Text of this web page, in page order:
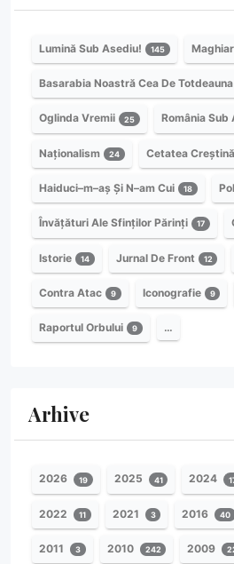
Lumină Sub Asediu! 145
Basarabia Noastră Cea De Totdeauna
Oglinda Vremii 25 România Sub
Naționalism 24 Cetatea Creștină
Haiduci–m–aș Și N–am Cui 18
Învățături Ale Sfinților Părinți 17
Istorie 14 Jurnal De Front 12
Contra Atac 9 Iconografie 9
Raportul Orbului 9 …
Arhive
2026 19 2025 41 2024
2022 11 2021 3 2016 40
2011 3 2010 242 2009